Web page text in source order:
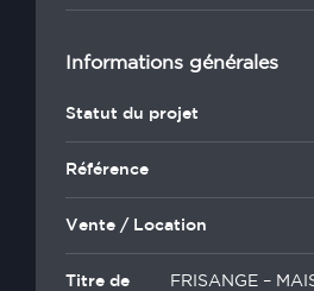
Informations générales
Statut du projet
Référence
Vente / Location
Titre de
FRISANGE –